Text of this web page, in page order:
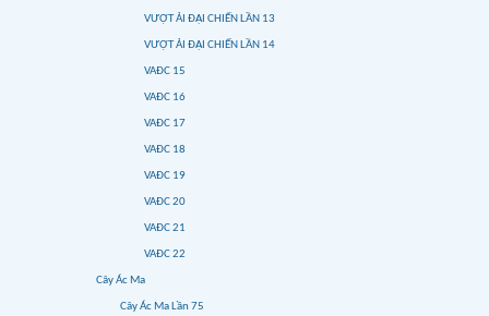
VƯỢT ẢI ĐẠI CHIẾN LẦN 13
VƯỢT ẢI ĐẠI CHIẾN LẦN 14
VAĐC 15
VAĐC 16
VAĐC 17
VAĐC 18
VAĐC 19
VAĐC 20
VAĐC 21
VAĐC 22
Cây Ác Ma
Cây Ác Ma Lần 75